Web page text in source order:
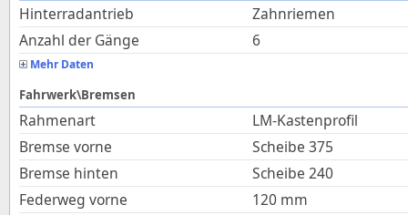
Hinterradantrieb
Zahnriemen
Anzahl der Gänge
6
Mehr Daten
Fahrwerk\Bremsen
Rahmenart
LM-Kastenprofil
Bremse vorne
Scheibe 375
Bremse hinten
Scheibe 240
Federweg vorne
120 mm